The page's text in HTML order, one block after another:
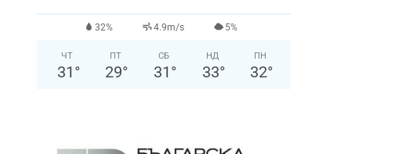
32% 4.9m/s 5%
ЧТ
31 °
ПТ
29°
СБ
31 °
НД
33°
ПН
32°